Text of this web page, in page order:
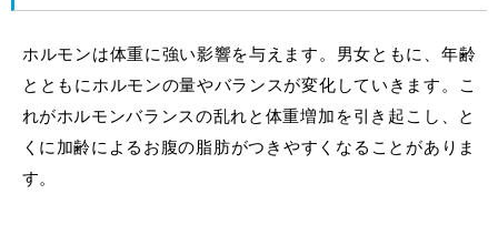
ホルモンは体重に強い影響を与えます。男女ともに、年齢
とともにホルモンの量やバランスが変化していきます。こ
れがホルモンバランスの乱れと体重増加を引き起こし、と
くに 加齢によるお腹の脂肪がつきやすくなることがありま
す。